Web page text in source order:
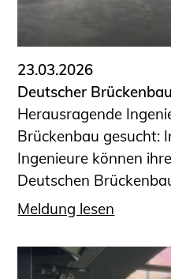
23.03.2026
Deutscher
Herausragende
Brückenbau gesucht:
Ingenieure können
Deutschen
Meldung lesen